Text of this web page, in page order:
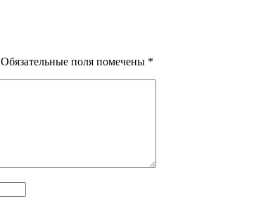
Обязательные поля помечены *